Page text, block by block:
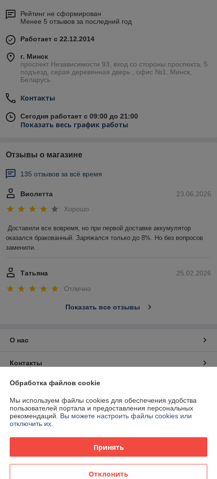
Рейтинг не сформирован
Менее 5 отзывов за последний год
Работает с 22.12.2014
г. Минск
проспект Независимости 93, вход со стороны проспекта, 5
подъезд, серая деревянная дверь , офис №1, Минск,
Беларусь
Контакты
Сегодня работает с 09:00 до 21:00
Показать весь график работы
Отзывы о магазине
135 отзывов за всё время
23.06.2026
Виолетта
Хорошо
Доставили все вовремя, но при первой доставке аккумулятор
оказался бракованный. Заряжался только до 8%. Но без вопросов
заменили.
25.02.2026
Татьяна
Отлично
Показать все отзывы
О нас
Контакты
Доставка и оплата
График работы
Политика обработки cookies
Сайт создан на платформе Deal.by
Обработка файлов cookie
Мы используем файлы cookies для обеспечения удобства
пользователей портала и предоставления персональных
рекомендаций. Вы можете настроить файлы cookies или
отключить их.
Принять
Отклонить